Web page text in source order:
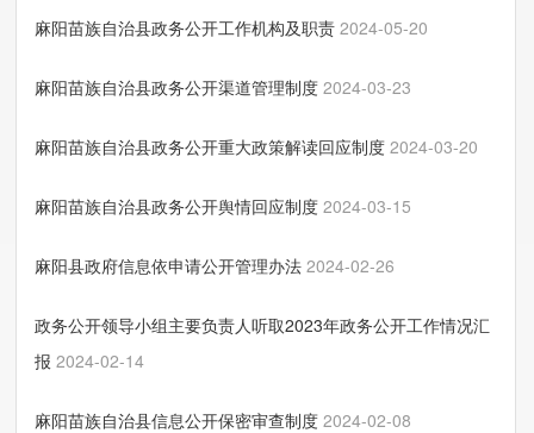
麻阳苗族自治县政务公开工作机构及职责 2024-05-20
麻阳苗族自治县政务公开渠道管理制度 2024-03-23
麻阳苗族自治县政务公开重大政策解读回应制度 2024-03-20
麻阳苗族自治县政务公开舆情回应制度 2024-03-15
麻阳县政府信息依申请公开管理办法 2024-02-26
政务公开领导小组主要负责人听取2023年政务公开工作情况汇
报 2024-02-14
麻阳苗族自治县信息公开保密审查制度 2024-02-08